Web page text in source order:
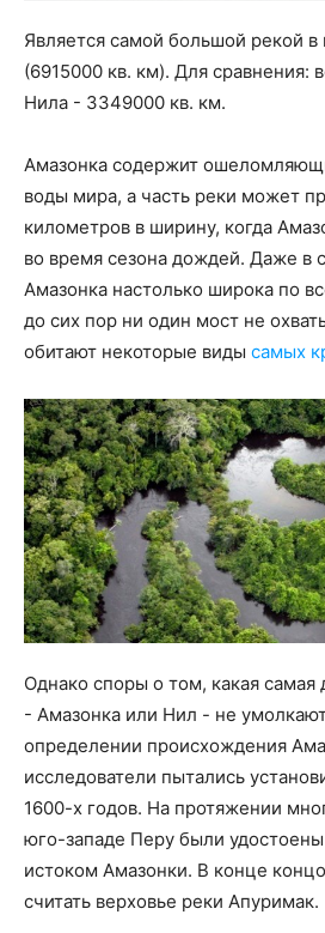
Является самой большой рекой
(6915000 кв. км). Для сравнения:
Нила - 3349000 кв. км.
Амазонка содержит
воды мира, а часть реки может
километров в ширину, когда
во время сезона дождей. Даже в
Амазонка настолько широка по
до сих пор ни один мост не
обитают некоторые виды самых
Однако споры о том, какая самая
- Амазонка или Нил - не
определении происхождения
исследователи пытались
1600-х годов. На протяжении
юго-западе Перу были удостоены
истоком Амазонки. В конце
считать верховье реки Апуримак.